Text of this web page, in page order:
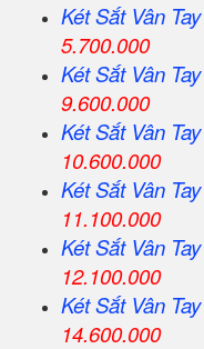
Két Sắt Vân
5.700.000
Két Sắt Vân
9.600.000
Két Sắt Vân
10.600.000
Két Sắt Vân
11.100.000
Két Sắt Vân
12.100.000
Két Sắt Vân
14.600.000